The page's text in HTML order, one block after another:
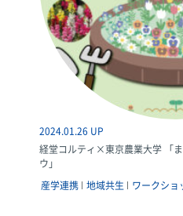
2024.01.26 UP
経堂コルティ×東京農業大学 「
ウ」
産学連携 地域共生 ワークショ